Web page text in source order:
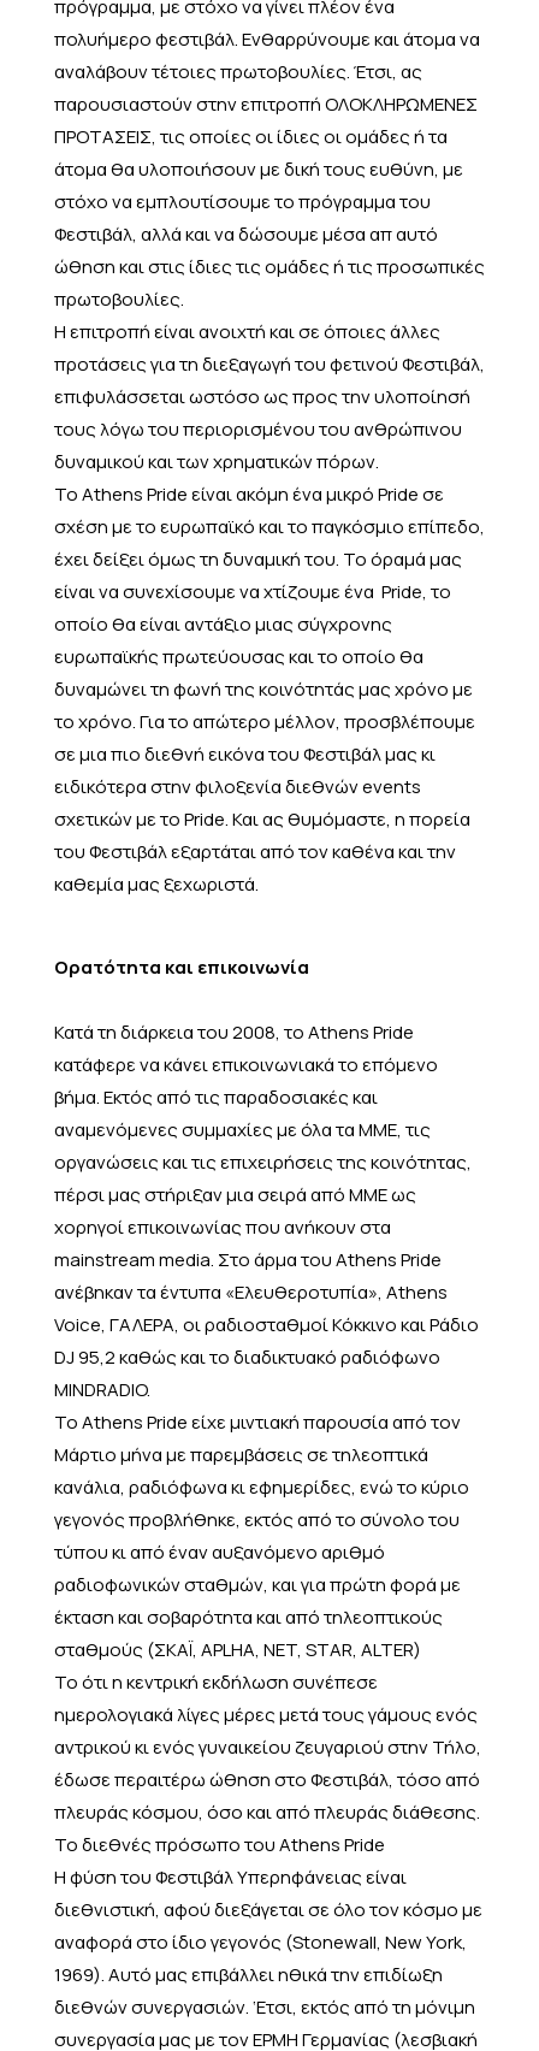
πρόγραμμα, με στόχο να γίνει πλέον ένα
πολυήμερο φεστιβάλ. Ενθαρρύνουμε και άτομα να
αναλάβουν τέτοιες πρωτοβουλίες. Έτσι, ας
παρουσιαστούν στην επιτροπή ΟΛΟΚΛΗΡΩΜΕΝΕΣ
ΠΡΟΤΑΣΕΙΣ, τις οποίες οι ίδιες οι ομάδες ή τα
άτομα θα υλοποιήσουν με δική τους ευθύνη, με
στόχο να εμπλουτίσουμε το πρόγραμμα του
Φεστιβάλ, αλλά και να δώσουμε μέσα απ αυτό
ώθηση και στις ίδιες τις ομάδες ή τις προσωπικές
πρωτοβουλίες.
Η επιτροπή είναι ανοιχτή και σε όποιες άλλες
προτάσεις για τη διεξαγωγή του φετινού Φεστιβάλ,
επιφυλάσσεται ωστόσο ως προς την υλοποίησή
τους λόγω του περιορισμένου του ανθρώπινου
δυναμικού και των χρηματικών πόρων.
Το Athens Pride είναι ακόμη ένα μικρό Pride σε
σχέση με το ευρωπαϊκό και το παγκόσμιο επίπεδο,
έχει δείξει όμως τη δυναμική του. Το όραμά μας
είναι να συνεχίσουμε να χτίζουμε ένα Pride, το
οποίο θα είναι αντάξιο μιας σύγχρονης
ευρωπαϊκής πρωτεύουσας και το οποίο θα
δυναμώνει τη φωνή της κοινότητάς μας χρόνο με
το χρόνο. Για το απώτερο μέλλον, προσβλέπουμε
σε μια πιο διεθνή εικόνα του Φεστιβάλ μας κι
ειδικότερα στην φιλοξενία διεθνών events
σχετικών με το Pride. Και ας θυμόμαστε, η πορεία
του Φεστιβάλ εξαρτάται από τον καθένα και την
καθεμία μας ξεχωριστά.
Ορατότητα και επικοινωνία
Κατά τη διάρκεια του 2008, το Athens Pride
κατάφερε να κάνει επικοινωνιακά το επόμενο
βήμα. Εκτός από τις παραδοσιακές και
αναμενόμενες συμμαχίες με όλα τα ΜΜΕ, τις
οργανώσεις και τις επιχειρήσεις της κοινότητας,
πέρσι μας στήριξαν μια σειρά από ΜΜΕ ως
χορηγοί επικοινωνίας που ανήκουν στα
mainstream media. Στο άρμα του Athens Pride
ανέβηκαν τα έντυπα «Ελευθεροτυπία», Athens
Voice, ΓΑΛΕΡΑ, οι ραδιοσταθμοί Κόκκινο και Ράδιο
DJ 95,2 καθώς και το διαδικτυακό ραδιόφωνο
MINDRADIO.
Το Athens Pride είχε μιντιακή παρουσία από τον
Μάρτιο μήνα με παρεμβάσεις σε τηλεοπτικά
κανάλια, ραδιόφωνα κι εφημερίδες, ενώ το κύριο
γεγονός προβλήθηκε, εκτός από το σύνολο του
τύπου κι από έναν αυξανόμενο αριθμό
ραδιοφωνικών σταθμών, και για πρώτη φορά με
έκταση και σοβαρότητα και από τηλεοπτικούς
σταθμούς (ΣΚΑΪ, APLHA, NET, STAR, ALTER)
To ότι η κεντρική εκδήλωση συνέπεσε
ημερολογιακά λίγες μέρες μετά τους γάμους ενός
αντρικού κι ενός γυναικείου ζευγαριού στην Τήλο,
έδωσε περαιτέρω ώθηση στο Φεστιβάλ, τόσο από
πλευράς κόσμου, όσο και από πλευράς διάθεσης.
Το διεθνές πρόσωπο του Athens Pride
Η φύση του Φεστιβάλ Υπερηφάνειας είναι
διεθνιστική, αφού διεξάγεται σε όλο τον κόσμο με
αναφορά στο ίδιο γεγονός (Stonewall, New York,
1969). Αυτό μας επιβάλλει ηθικά την επιδίωξη
διεθνών συνεργασιών. ‘Ετσι, εκτός από τη μόνιμη
συνεργασία μας με τον ΕΡMΗ Γερμανίας (λεσβιακή